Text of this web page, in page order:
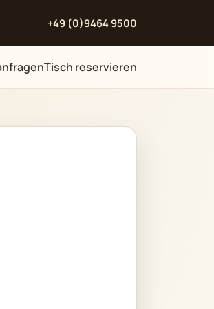
+49 (0)9464 9500
Tisch reservieren